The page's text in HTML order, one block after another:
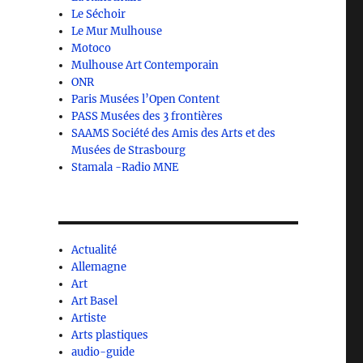
Le Séchoir
Le Mur Mulhouse
Motoco
Mulhouse Art Contemporain
ONR
Paris Musées l’Open Content
PASS Musées des 3 frontières
SAAMS Société des Amis des Arts et des
Musées de Strasbourg
Stamala -Radio MNE
Actualité
Allemagne
Art
Art Basel
Artiste
Arts plastiques
audio-guide